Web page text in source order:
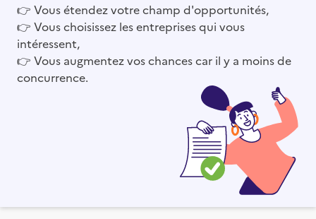
👉 Vous étendez votre champ d'opportunités,
👉 Vous choisissez les entreprises qui vous
intéressent,
👉 Vous augmentez vos chances car il y a moins de
concurrence.